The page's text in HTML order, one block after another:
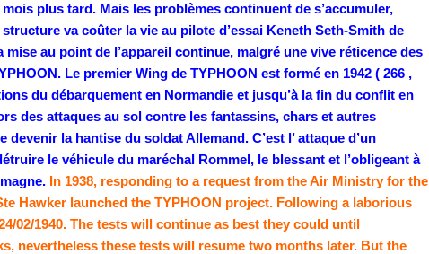
plus tard. Mais les problèmes continuent de s’accumuler,
va coûter la vie au pilote d’essai Keneth Seth-Smith de
au point de l’appareil continue, malgré une vive réticence des
Le premier Wing de TYPHOON est formé en 1942 ( 266 ,
du débarquement en Normandie et jusqu’à la fin du conflit en
des attaques au sol contre les fantassins, chars et autres
la hantise du soldat Allemand. C’est l’ attaque d’un
le véhicule du maréchal Rommel, le blessant et l’obligeant à
In 1938, responding to a request from the Air Ministry for the
Hawker launched the TYPHOON project. Following a laborious
02/1940. The tests will continue as best they could until
nevertheless these tests will resume two months later. But the